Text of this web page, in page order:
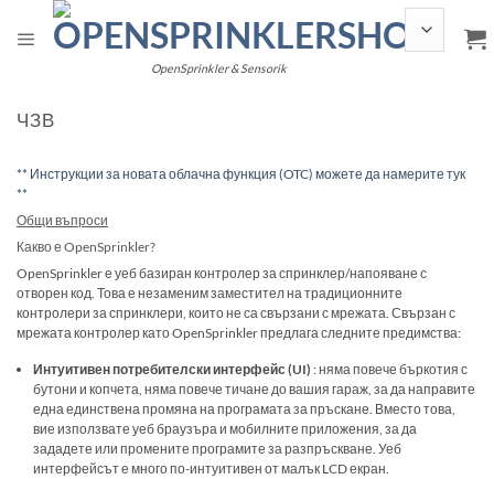
Прескочи
съдържанието
OpenSprinkler & Sensorik
ЧЗВ
** Инструкции за новата облачна функция (OTC) можете да намерите тук
**
Общи въпроси
Какво е OpenSprinkler?
OpenSprinkler е уеб базиран контролер за спринклер/напояване с
отворен код. Това е незаменим заместител на традиционните
контролери за спринклери, които не са свързани с мрежата. Свързан с
мрежата контролер като OpenSprinkler предлага следните предимства:
Интуитивен потребителски интерфейс (UI) : няма повече бъркотия с
бутони и копчета, няма повече тичане до вашия гараж, за да направите
една единствена промяна на програмата за пръскане. Вместо това,
вие използвате уеб браузъра и мобилните приложения, за да
зададете или промените програмите за разпръскване. Уеб
интерфейсът е много по-интуитивен от малък LCD екран.